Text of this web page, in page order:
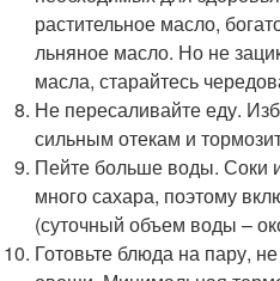
растительное масло,
льняное масло. Но не
масла, старайтесь
Не пересаливайте еду.
сильным отекам и
Пейте больше воды. Соки
много сахара, поэтому
(суточный объем воды –
Готовьте блюда на пару,